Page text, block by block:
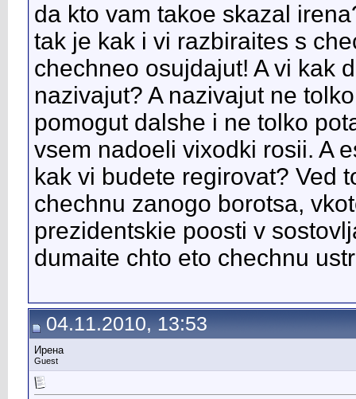
da kto vam takoe skazal
tak je kak i vi razbiraites s
chechneo osujdajut! A vi kak
nazivajut? A nazivajut ne
pomogut dalshe i ne tolko
vsem nadoeli vixodki rosii. A
kak vi budete regirovat? Ved
chechnu zanogo borotsa,
prezidentskie poosti v
dumaite chto eto chechnu
04.11.2010, 13:53
Ирена
Guest